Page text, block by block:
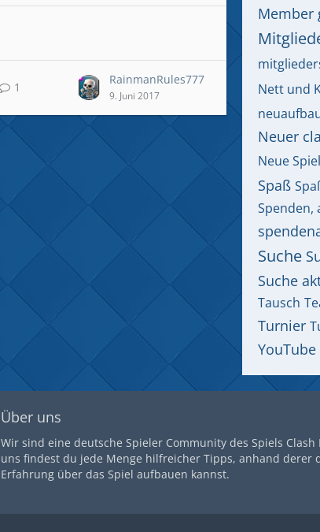
1
RainmanRules777
9. Juni 2017
Member
Nett und
Neuer
Neue
Spaß
Spenden,
Suche
Suche
Tausch
Turnier
YouTube
Über uns
Wir sind eine deutsche Spieler Community des Spiels Clash
uns findest du jede Menge hilfreicher Tipps, anhand derer
Erfahrung über das Spiel aufbauen kannst.